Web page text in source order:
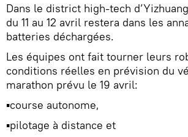
Dans le district high-tech
du 11 au 12 avril restera dans les
batteries déchargées.
Les équipes ont fait tourner leurs
conditions réelles en prévision du
marathon prévu le 19 avril:
▪course autonome,
▪pilotage à distance et